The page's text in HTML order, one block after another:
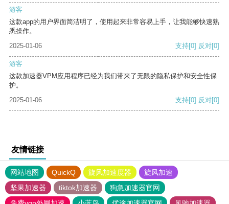
游客
这款app的用户界面简洁明了，使用起来非常容易上手，让我能够快速熟
悉操作。
2025-01-06
支持[0] 反对[0]
游客
这款加速器VPM应用程序已经为我们带来了无限的隐私保护和安全性保
护。
2025-01-06
支持[0] 反对[0]
友情链接
网站地图 QuickQ 旋风加速度器
旋风加速
坚果加速器
tiktok加速器
狗急加速器官网